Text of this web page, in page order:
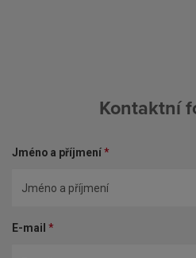
Kontaktní
Jméno a příjmení*
E-mail *